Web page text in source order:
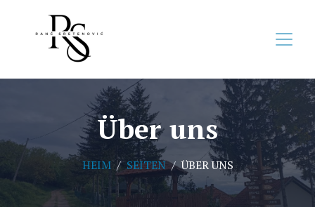
Über uns
HEIM SEITEN ÜBER UNS